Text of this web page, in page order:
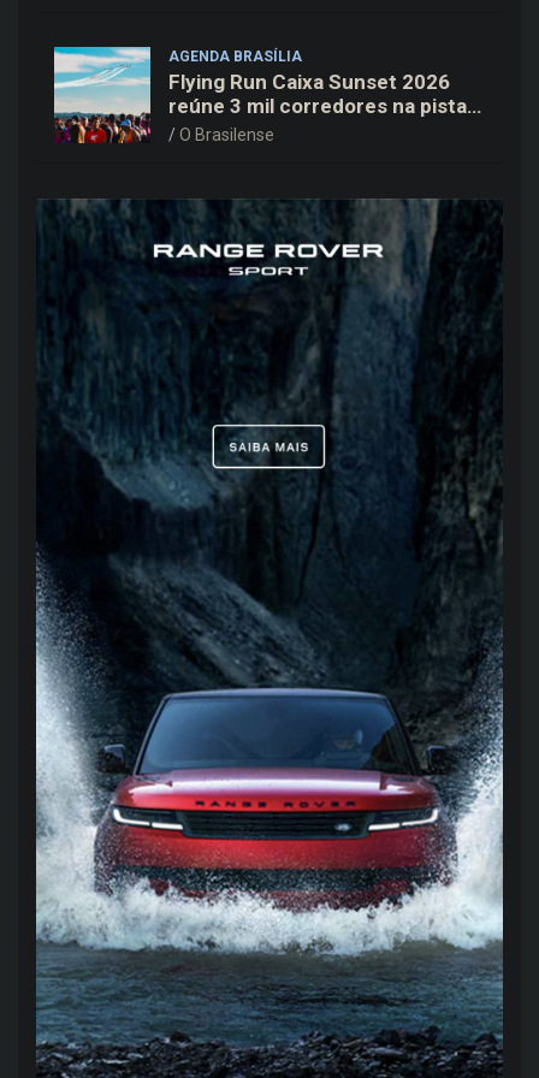
AGENDA BRASÍLIA
Flying Run Caixa Sunset 2026
reúne 3 mil corredores na pista
do Aeroporto de Brasília neste
O Brasilense